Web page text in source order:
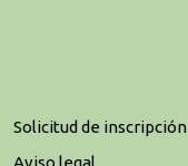
Solicitud de inscripción
Aviso legal